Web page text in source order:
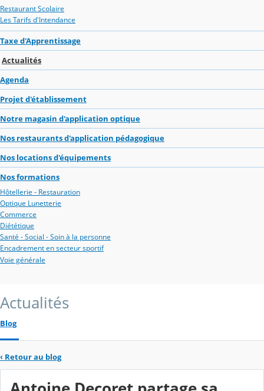
Restaurant Scolaire
Les Tarifs d'Intendance
Taxe d'Apprentissage
Actualités
Agenda
Projet d'établissement
Notre magasin d'application optique
Nos restaurants d'application pédagogique
Nos locations d'équipements
Nos formations
Hôtellerie - Restauration
Optique Lunetterie
Commerce
Diététique
Santé - Social - Soin à la personne
Encadrement en secteur sportif
Voie générale
Actualités
Blog
‹ Retour au blog